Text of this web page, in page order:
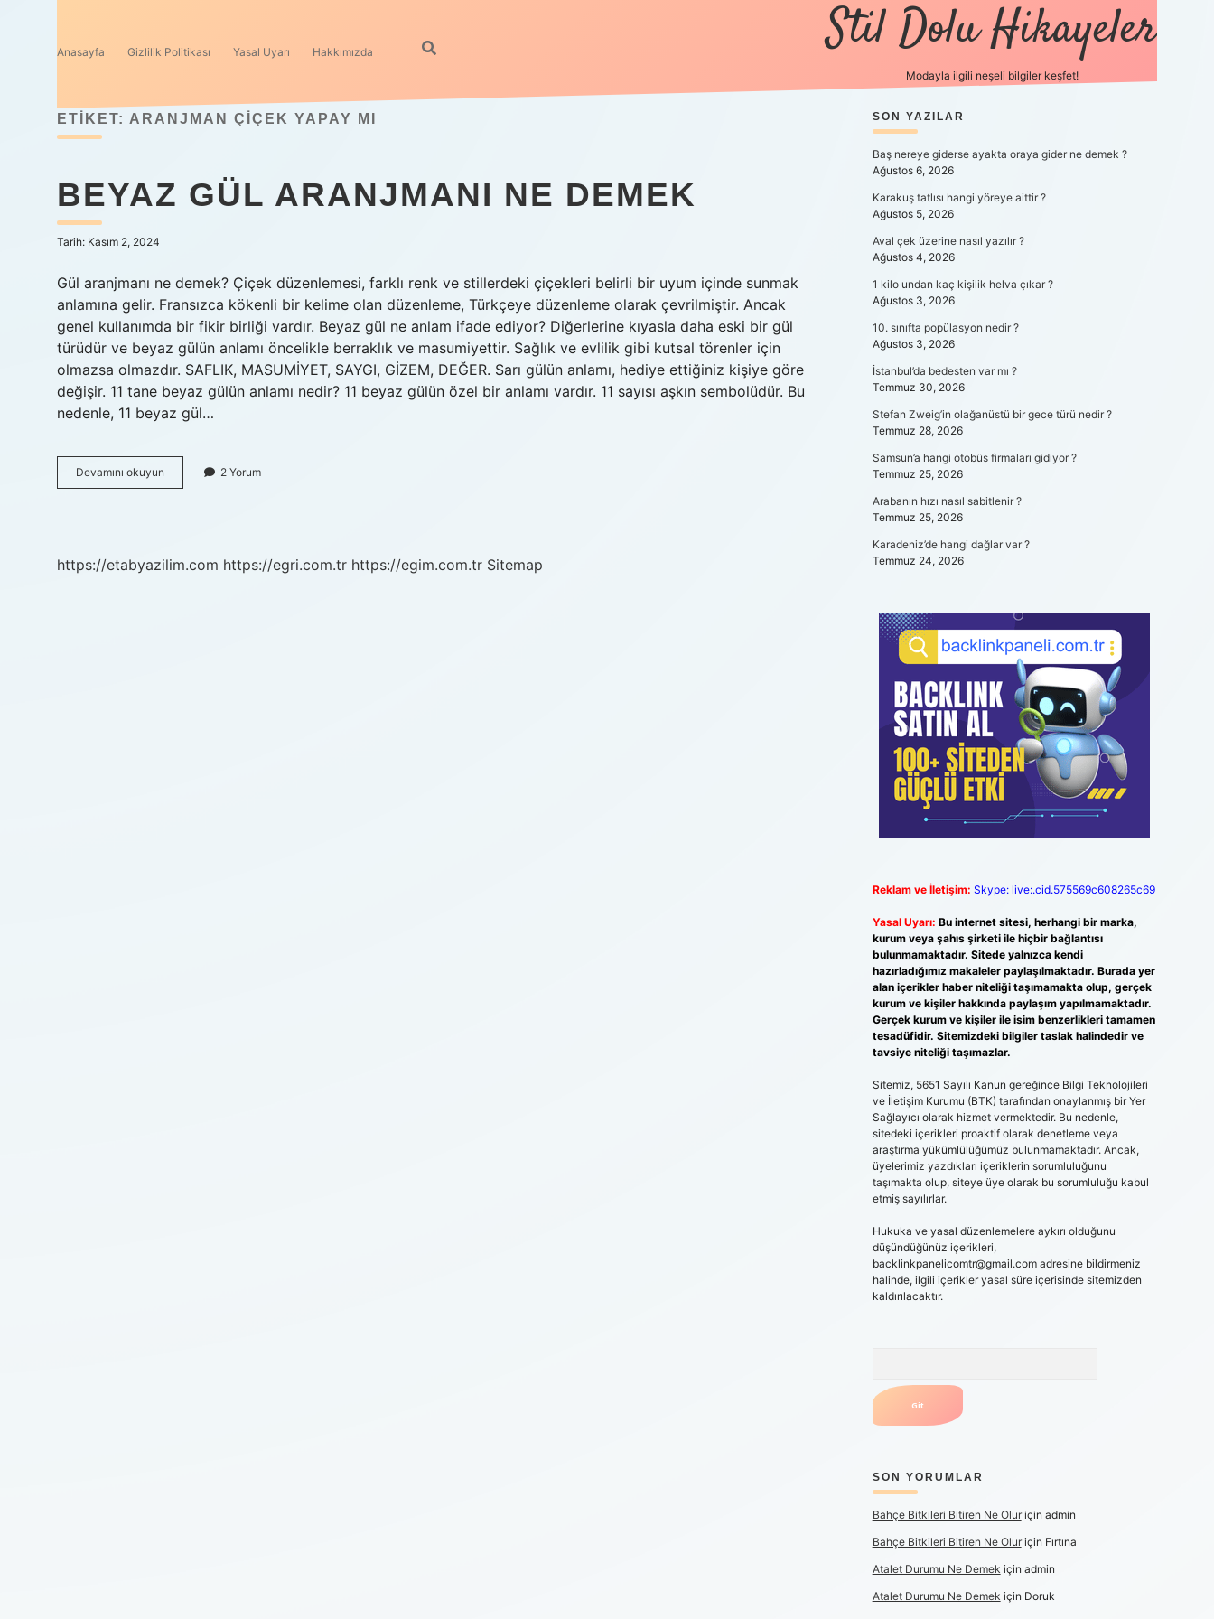
Anasayfa Gizlilik Politikası Yasal Uyarı Hakkımızda Stil Dolu Hikayeler
Modayla ilgili neşeli bilgiler keşfet!
ETIKET: ARANJMAN ÇIÇEK YAPAY MI
BEYAZ GÜL ARANJMANI NE DEMEK
Tarih: Kasım 2, 2024
Gül aranjmanı ne demek? Çiçek düzenlemesi, farklı renk ve stillerdeki çiçekleri belirli bir uyum içinde sunmak
anlamına gelir. Fransızca kökenli bir kelime olan düzenleme, Türkçeye düzenleme olarak çevrilmiştir. Ancak
genel kullanımda bir fikir birliği vardır. Beyaz gül ne anlam ifade ediyor? Diğerlerine kıyasla daha eski bir gül
türüdür ve beyaz gülün anlamı öncelikle berraklık ve masumiyettir. Sağlık ve evlilik gibi kutsal törenler için
olmazsa olmazdır. SAFLIK, MASUMİYET, SAYGI, GİZEM, DEĞER. Sarı gülün anlamı, hediye ettiğiniz kişiye göre
değişir. 11 tane beyaz gülün anlamı nedir? 11 beyaz gülün özel bir anlamı vardır. 11 sayısı aşkın sembolüdür. Bu
nedenle, 11 beyaz gül…
Devamını okuyun
Gül
2 Yorum
https://etabyazilim.com https://egri.com.tr https://egim.com.tr Sitemap
SIDEBAR
SON YAZILAR
Baş nereye giderse ayakta oraya gider ne demek ?
Ağustos 6, 2026
Karakuş tatlısı hangi yöreye aittir ?
Ağustos 5, 2026
Aval çek üzerine nasıl yazılır ?
Ağustos 4, 2026
1 kilo undan kaç kişilik helva çıkar ?
Ağustos 3, 2026
10. sınıfta popülasyon nedir ?
Ağustos 3, 2026
İstanbul’da bedesten var mı ?
Temmuz 30, 2026
Stefan Zweig’in olağanüstü bir gece türü nedir ?
Temmuz 28, 2026
Samsun’a hangi otobüs firmaları gidiyor ?
Temmuz 25, 2026
Arabanın hızı nasıl sabitlenir ?
Temmuz 25, 2026
Karadeniz’de hangi dağlar var ?
Temmuz 24, 2026
Reklam ve İletişim: Skype: live:.cid.575569c608265c69
Yasal Uyarı: Bu internet sitesi, herhangi bir marka,
kurum veya şahıs şirketi ile hiçbir bağlantısı
bulunmamaktadır. Sitede yalnızca kendi
hazırladığımız makaleler paylaşılmaktadır. Burada yer
alan içerikler haber niteliği taşımamakta olup, gerçek
kurum ve kişiler hakkında paylaşım yapılmamaktadır.
Gerçek kurum ve kişiler ile isim benzerlikleri tamamen
tesadüfidir. Sitemizdeki bilgiler taslak halindedir ve
tavsiye niteliği taşımazlar.
Sitemiz, 5651 Sayılı Kanun gereğince Bilgi Teknolojileri
ve İletişim Kurumu (BTK) tarafından onaylanmış bir Yer
Sağlayıcı olarak hizmet vermektedir. Bu nedenle,
sitedeki içerikleri proaktif olarak denetleme veya
araştırma yükümlülüğümüz bulunmamaktadır. Ancak,
üyelerimiz yazdıkları içeriklerin sorumluluğunu
taşımakta olup, siteye üye olarak bu sorumluluğu kabul
etmiş sayılırlar.
Hukuka ve yasal düzenlemelere aykırı olduğunu
düşündüğünüz içerikleri,
backlinkpanelicomtr@gmail.comadresine bildirmeniz
halinde, ilgili içerikler yasal süre içerisinde sitemizden
kaldırılacaktır.
SON YORUMLAR
Bahçe Bitkileri Bitiren Ne Oluriçin admin
Bahçe Bitkileri Bitiren Ne Oluriçin Fırtına
Atalet Durumu Ne Demek için admin
Atalet Durumu Ne Demek için Doruk